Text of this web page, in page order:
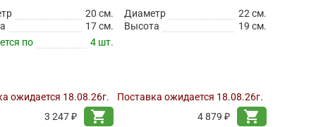
20 см.
17 см.
по
4 шт.
ожидается 18.08.26г.
3 247 ₽
shopping_cart
Диаметр
22 см.
Высота
19 см.
Поставка ожидается 18.08.26г.
4 879 ₽
shopping_cart